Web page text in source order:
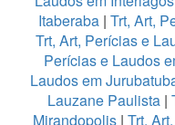
Itaberaba| Trt, Art,
Trt, Art, Perícias e
Perícias e Laudos
Laudos em
Lauzane Paulista |
Mirandopolis| Trt,